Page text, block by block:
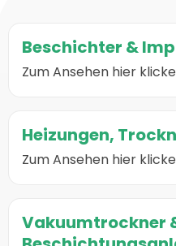
Beschichter &
Zum Ansehen hier
zur
Seite
mixer/coaters-
impregnators/
Heizungen,
Zum Ansehen hier
zur
Seite
mixer/heater-
cooler-
Vakuumtrockner
zur